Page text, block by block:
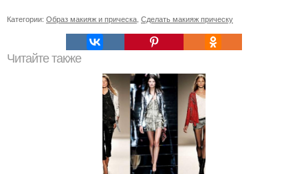
Категории: Образ макияж и прическа Сделать макияж прическу
Читайте также